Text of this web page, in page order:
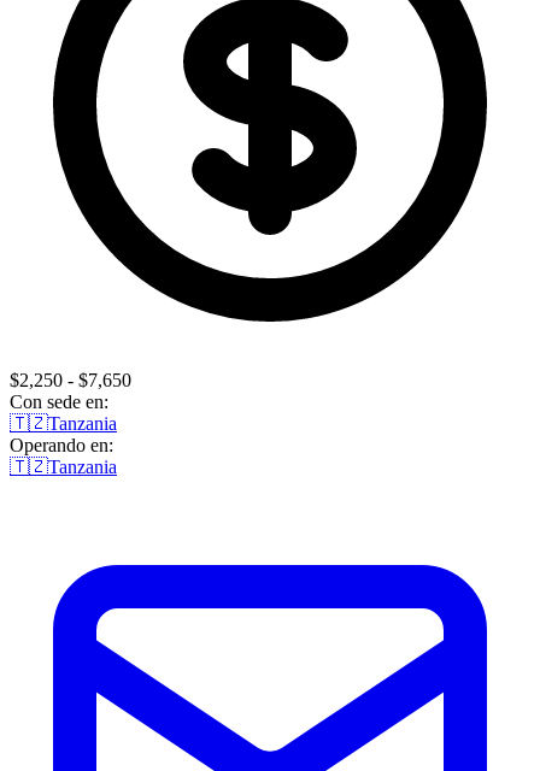
$2,250 - $7,650
Con sede en:
🇹🇿Tanzania
Operando en:
🇹🇿Tanzania